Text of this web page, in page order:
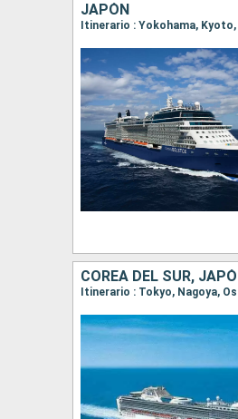
JAPÓN
Itinerario : Yokohama,
COREA DEL SUR,
Itinerario : Tokyo, Nagoya,